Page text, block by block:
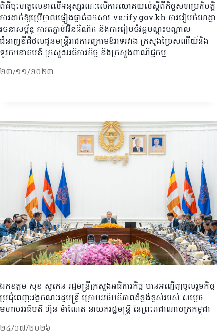
ពិធីចុះហត្ថលេខាលើអនុស្សរណៈលើការយោគយល់ស្តីពីកិច្ចសហប្រតិបត្តិ
ការដាក់ឱ្យប្រើថ្នាលផ្ទៀងផ្ទាត់ឯកសារ verify.gov.kh ការរៀបចំហេដ្ឋា
រចនាសម្ព័ន្ធ ការតភ្ជាប់អ៊ីនធឺណិត និងការរៀបចំវគ្គបណ្តុះបណ្តាល
ជំនាញឌីជីថលជូនមន្រ្តីរាជការក្រោមឱវាទរវាង ក្រសួងប្រៃសណីយ៍និង
ទូរគមនាគមន៍ ក្រសួងអធិការកិច្ច និងក្រសួងពាណិជ្ជកម្ម
២៣/១១/២០២៣
ឯកឧត្តម សុខ សូកេន រដ្ឋមន្ត្រីក្រសួងអធិការកិច្ច បានអញ្ជើញចូលរួមកិច្ច
ប្រជុំពេញអង្គគណៈរដ្ឋមន្ត្រី ក្រោមអធិបតីភាពដ៏ខ្ពង់ខ្ពស់របស់ សម្ដេច
មហាបវរធិបតី ហ៊ុន ម៉ាណែត នាយករដ្ឋមន្ត្រី នៃព្រះរាជាណាចក្រកម្ពុជា
២៤/០៧/២០២៦